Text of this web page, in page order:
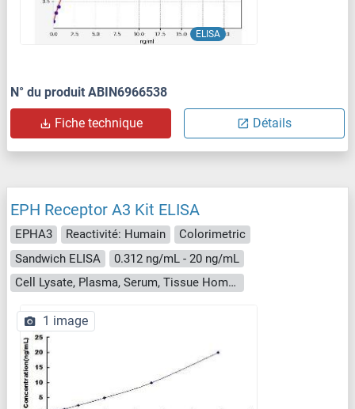
ELISA
N° du produit ABIN6966538
Fiche technique Détails
EPH Receptor A3 Kit ELISA
EPHA3 Reactivité: Humain
Colorimetric
Sandwich ELISA
0.312 ng/mL - 20 ng/mL
Cell Lysate, Plasma, Serum, Tissue Homogenate
1 image